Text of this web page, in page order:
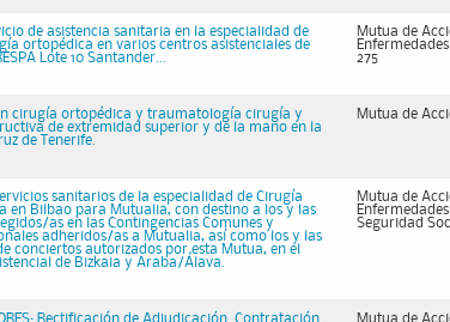
de asistencia sanitaria en la especialidad de
ortopédica en varios centros asistenciales de
Lote 10 Santander...
Mutua de
275
cirugía ortopédica y traumatología cirugía y
de extremidad superior y de la mano en la
de Tenerife.
Mutua de
sanitarios de la especialidad de Cirugía
en Bilbao para Mutualia, con destino a los y las
as en las Contingencias Comunes y
adheridos/as a Mutualia, así como los y las
conciertos autorizados por esta Mutua, en el
de Bizkaia y Araba/Álava.
Mutua de
Seguridad
Rectificación de Adjudicación. Contratación Mutua de